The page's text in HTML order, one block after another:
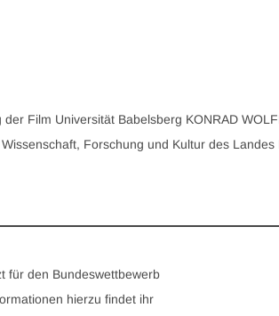
Film Universität Babelsberg KONRAD
Wissenschaft, Forschung und Kultur des Landes
für den Bundeswettbewerb
hierzu findet ihr